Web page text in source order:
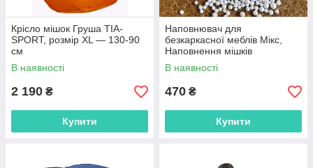
Крісло мішок Груша TIA-
SPORT, розмір XL — 130-90
см
В наявності
2 190 ₴
Купити
Наповнювач для
безкаркасної меблів Мікс,
Наповнення мішків
В наявності
470 ₴
Купити